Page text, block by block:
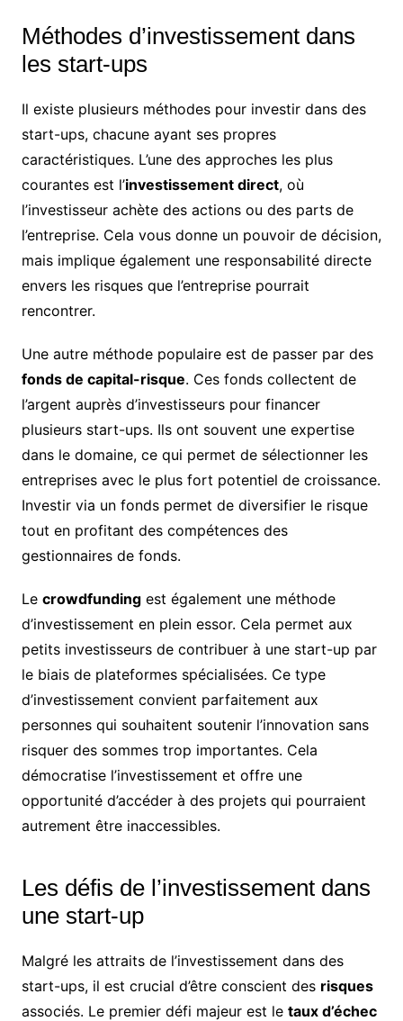
Méthodes d’investissement dans
les start-ups
Il existe plusieurs méthodes pour investir dans des
start-ups, chacune ayant ses propres
caractéristiques. L’une des approches les plus
courantes est l’investissement direct, où
l’investisseur achète des actions ou des parts de
l’entreprise. Cela vous donne un pouvoir de décision,
mais implique également une responsabilité directe
envers les risques que l’entreprise pourrait
rencontrer.
Une autre méthode populaire est de passer par des
fonds de capital-risque. Ces fonds collectent de
l’argent auprès d’investisseurs pour financer
plusieurs start-ups. Ils ont souvent une expertise
dans le domaine, ce qui permet de sélectionner les
entreprises avec le plus fort potentiel de croissance.
Investir via un fonds permet de diversifier le risque
tout en profitant des compétences des
gestionnaires de fonds.
Le crowdfundingest également une méthode
d’investissement en plein essor. Cela permet aux
petits investisseurs de contribuer à une start-up par
le biais de plateformes spécialisées. Ce type
d’investissement convient parfaitement aux
personnes qui souhaitent soutenir l’innovation sans
risquer des sommes trop importantes. Cela
démocratise l’investissement et offre une
opportunité d’accéder à des projets qui pourraient
autrement être inaccessibles.
Les défis de l’investissement dans
une start-up
Malgré les attraits de l’investissement dans des
start-ups, il est crucial d’être conscient des risques
associés. Le premier défi majeur est le taux d’échec